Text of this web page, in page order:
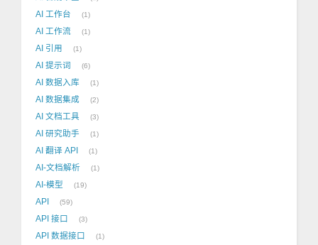
AI 工作台 1
AI 工作流 1
AI 引用 1
AI 提示词 6
AI 数据入库 1
AI 数据集成 2
AI 文档工具 3
AI 研究助手 1
AI 翻译 API 1
AI-文档解析 1
AI-模型 19
API 59
API 接口 3
API 数据接口 1